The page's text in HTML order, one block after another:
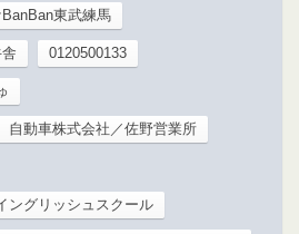
東武練馬
0120500133
自動車株式会社／佐野営業所
ングリッシュスクール